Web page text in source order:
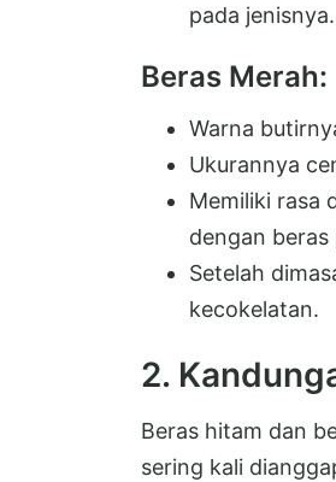
pada jenisnya.
Beras Merah:
Warna
Ukurannya
Memiliki rasa
dengan beras
Setelah
kecokelatan.
2.
Beras hitam dan
sering kali